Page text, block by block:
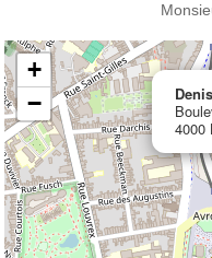
4000
+
−